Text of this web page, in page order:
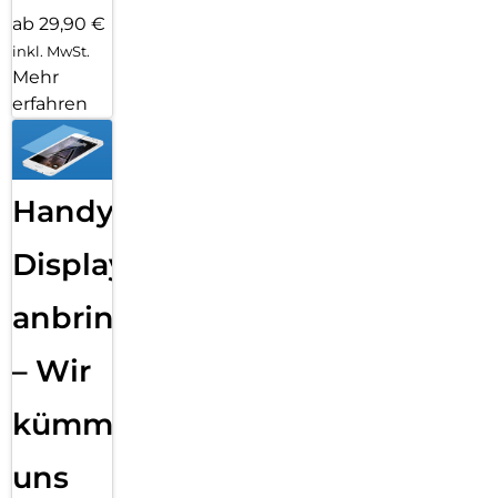
ab 29,90 €
inkl. MwSt.
Mehr
erfahren
Handy
Displayfolie
anbringen
– Wir
kümmern
uns